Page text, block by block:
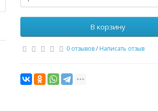
В корзину
0 отзывов/ Написать отзыв